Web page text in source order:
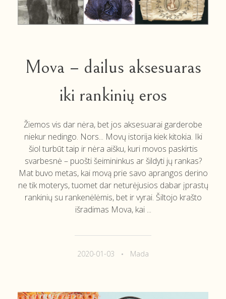
Mova – dailus aksesuaras
iki rankinių eros
2020-01-03 Mada
Žiemos vis dar nėra, bet jos aksesuarai garderobe
niekur nedingo. Nors... Movų istorija kiek kitokia. Iki
šiol turbūt taip ir nėra aišku, kuri movos paskirtis
svarbesnė – puošti šeimininkus ar šildyti jų rankas?
Mat buvo metas, kai movą prie savo aprangos derino
ne tik moterys, tuomet dar neturėjusios dabar įprastų
rankinių su rankenėlėmis, bet ir vyrai. Šiltojo krašto
išradimas Mova, kai ...